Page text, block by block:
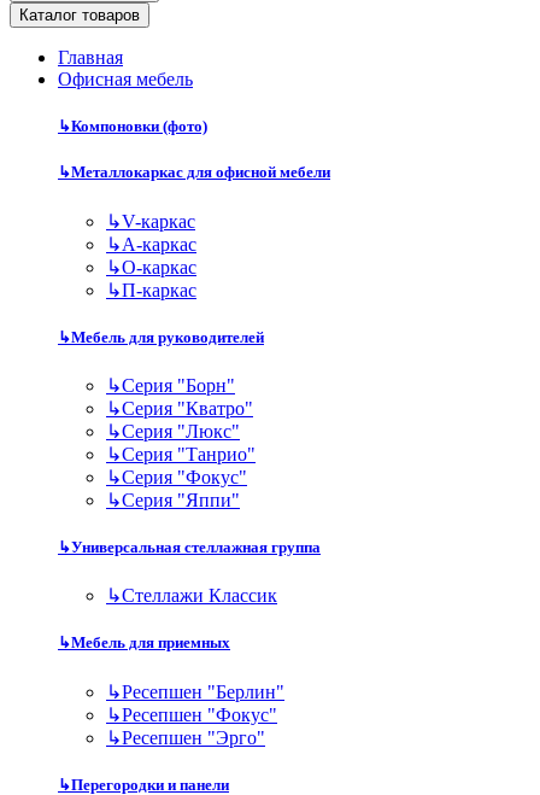
Каталог товаров
Главная
Офисная мебель
↳Компоновки (фото)
↳Металлокаркас для офисной мебели
↳V-каркас
↳А-каркас
↳О-каркас
↳П-каркас
↳Мебель для руководителей
↳Серия "Борн"
↳Серия "Кватро"
↳Серия "Люкс"
↳Серия "Танрио"
↳Серия "Фокус"
↳Серия "Яппи"
↳Универсальная стеллажная группа
↳Стеллажи Классик
↳Мебель для приемных
↳Ресепшен "Берлин"
↳Ресепшен "Фокус"
↳Ресепшен "Эрго"
↳Перегородки и панели